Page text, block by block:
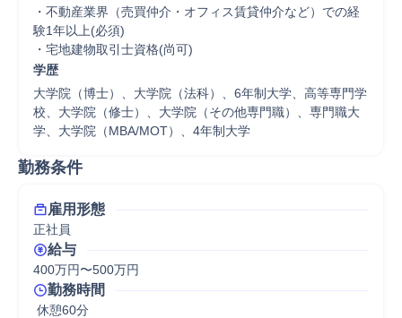
・不動産業界（売買仲介・オフィス賃貸仲介など）での経
験1年以上(必須)
・宅地建物取引士資格(尚可)
学歴
大学院（博士）、大学院（法科）、6年制大学、高等専門学
校、大学院（修士）、大学院（その他専門職）、専門職大
学、大学院（MBA/MOT）、4年制大学
勤務条件
雇用形態
正社員
給与
400万円〜500万円
勤務時間
休憩60分